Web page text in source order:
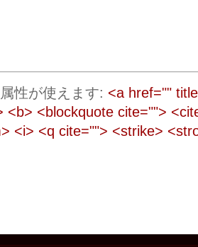
性が使えます: <a href=""
<b> <blockquote cite="">
<i> <q cite=""> <strike>